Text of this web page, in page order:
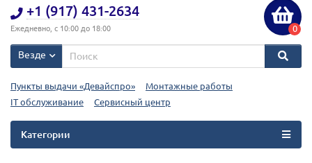
+1 (917) 431-2634
Ежедневно, с 10:00 до 18:00 0
Везде
Пункты выдачи «Девайспро»
Монтажные работы
IT обслуживание
Сервисный центр
Категории